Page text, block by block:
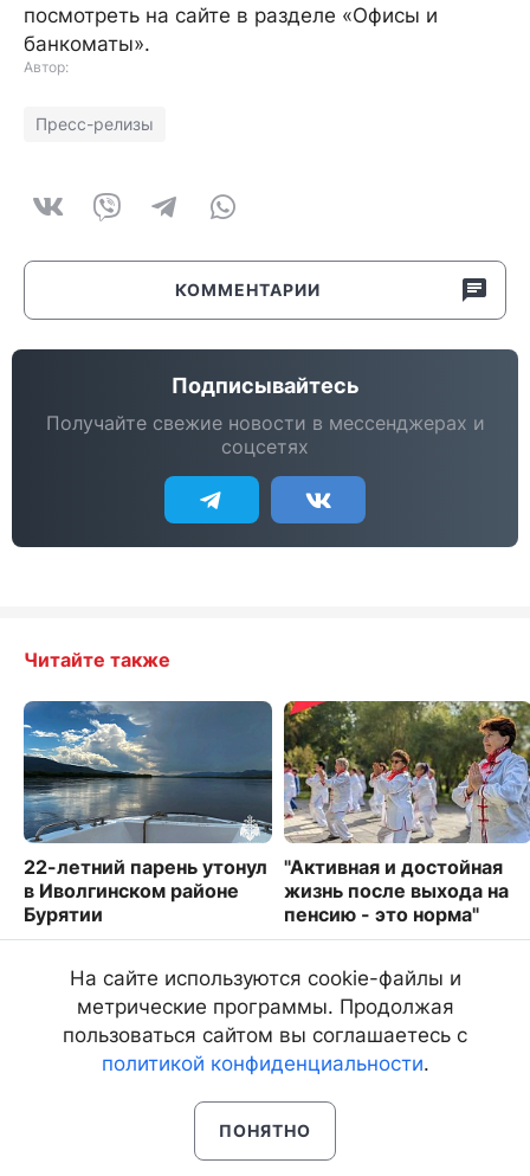
посмотреть на сайте в разделе «Офисы и
банкоматы».
Автор:
Пресс-релизы
КОММЕНТАРИИ
Подписывайтесь
Получайте свежие новости в мессенджерах и
соцсетях
Читайте также
22-летний парень утонул
в Иволгинском районе
Бурятии
"Активная и достойная
жизнь после выхода на
пенсию - это норма"
На сайте используются cookie-файлы и
метрические программы. Продолжая
пользоваться сайтом вы соглашаетесь с
политикой конфиденциальности.
ПОНЯТНО